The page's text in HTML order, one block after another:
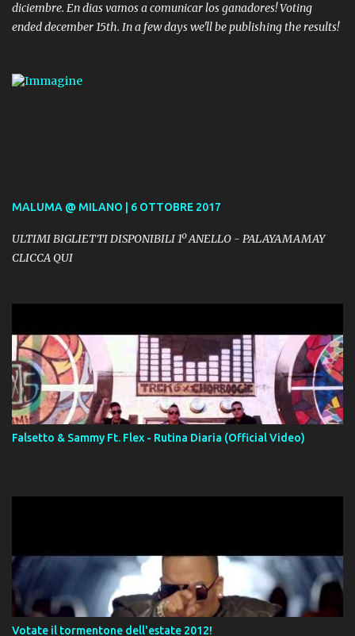
diciembre. En dias vamos a comunicar los ganadores! Voting
ended december 15th. In a few days we'll be publishing the results!
MALUMA @ MILANO | 6 OTTOBRE 2017
ULTIMI BIGLIETTI DISPONIBILI 1º ANELLO - PALAYAMAMAY
CLICCA QUI
Falsetto & Sammy Ft. Flex - Rutina Diaria (Official Video)
Votate il tormentone dell'estate 2012!